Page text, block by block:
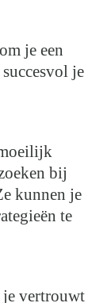
je een
je
bij
kunnen je
te
je vertrouwt